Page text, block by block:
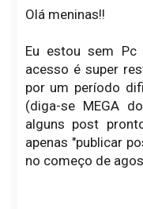
Olá meninas!!
Eu estou sem
acesso é super
por um período
(diga-se MEGA
alguns post
apenas "publicar
no começo de